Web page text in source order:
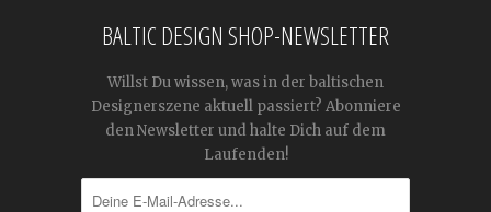
BALTIC DESIGN SHOP-NEWSLETTER
Willst Du wissen, was in der baltischen
Designerszene aktuell passiert? Abonniere
den Newsletter und halte Dich auf dem
Laufenden!